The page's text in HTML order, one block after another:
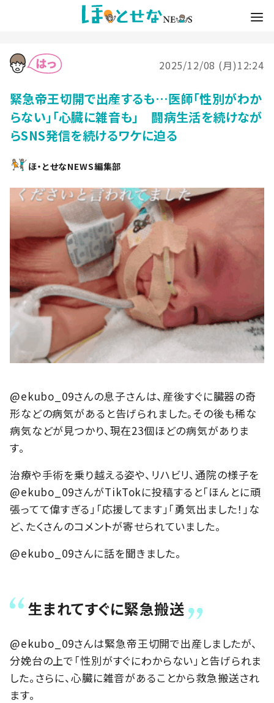
2025/12/08 (月)12:24
緊急帝王切開で出産するも…医師「性別がわか
らない」「心臓に雑音も」 闘病生活を続けなが
らSNS発信を続けるワケに迫る
ほ・とせなNEWS編集部
@ekubo_09さんの息子さんは、産後すぐに臓器の奇
形などの病気があると告げられました。その後も稀な
病気などが見つかり、現在23個ほどの病気がありま
す。
治療や手術を乗り越える姿や、リハビリ、通院の様子を
@ekubo_09さんがTikTokに投稿すると「ほんとに頑
張ってて偉すぎる」「応援してます」「勇気出ました！」な
ど、たくさんのコメントが寄せられていました。
@ekubo_09さんに話を聞きました。
生まれてすぐに緊急搬送
@ekubo_09さんは緊急帝王切開で出産しましたが、
分娩台の上で「性別がすぐにわからない」と告げられま
した。さらに、心臓に雑音があることから救急搬送され
ます。